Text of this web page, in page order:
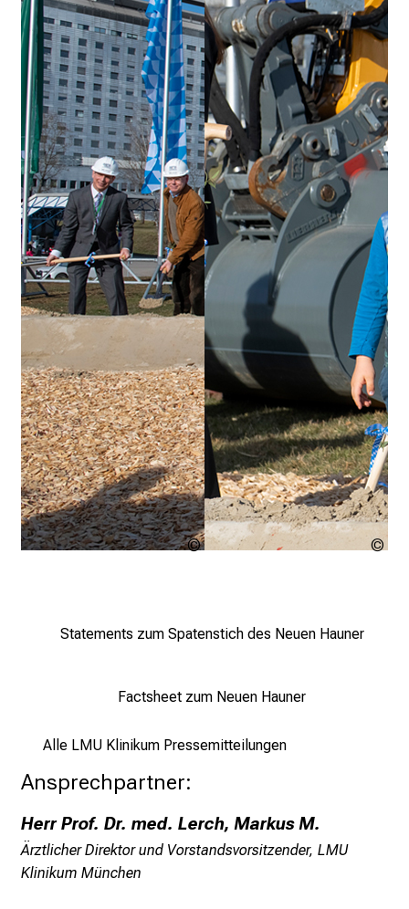
LMU
Statements zum Spatenstich des Neuen Hauner
Factsheet zum Neuen Hauner
Alle LMU Klinikum Pressemitteilungen
Ansprechpartner:
Herr Prof. Dr. med. Lerch, Markus M.
Ärztlicher Direktor und Vorstandsvorsitzender, LMU
Klinikum München